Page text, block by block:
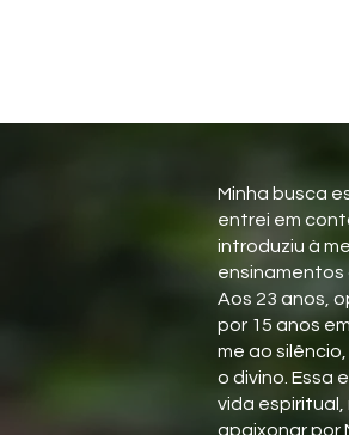
Minha busca
entrei em
introduziu à
ensinamentos
Aos 23 anos,
por 15 anos
me ao
o divino. Essa
vida espiritual,
apaixonar por